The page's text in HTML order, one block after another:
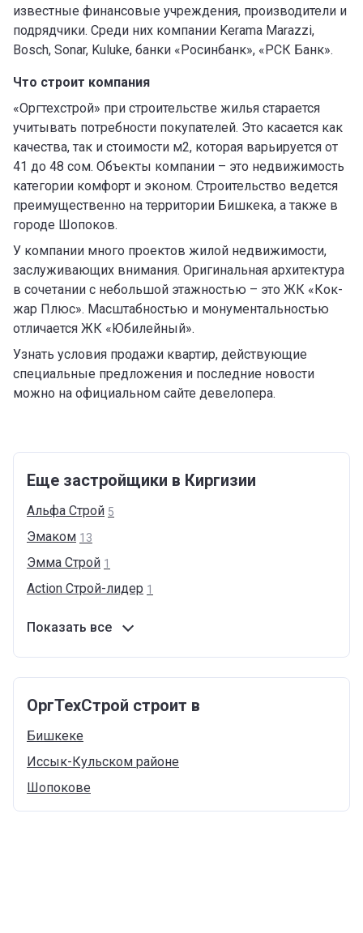
известные финансовые учреждения, производители и
подрядчики. Среди них компании Kerama Marazzi,
Bosch, Sonar, Kuluke, банки «Росинбанк», «РСК Банк».
Что строит компания
«Оргтехстрой» при строительстве жилья старается
учитывать потребности покупателей. Это касается как
качества, так и стоимости м2, которая варьируется от
41 до 48 сом. Объекты компании – это недвижимость
категории комфорт и эконом. Строительство ведется
преимущественно на территории Бишкека, а также в
городе Шопоков.
У компании много проектов жилой недвижимости,
заслуживающих внимания. Оригинальная архитектура
в сочетании с небольшой этажностью – это ЖК «Кок-
жар Плюс». Масштабностью и монументальностью
отличается ЖК «Юбилейный».
Узнать условия продажи квартир, действующие
специальные предложения и последние новости
можно на официальном сайте девелопера.
Еще застройщики в Киргизии
Альфа Строй 5
Эмаком 13
Эмма Строй 1
Action Cтрой-лидер 1
Показать все
ОргТехСтрой строит в
Бишкеке
Иссык-Кульском районе
Шопокове